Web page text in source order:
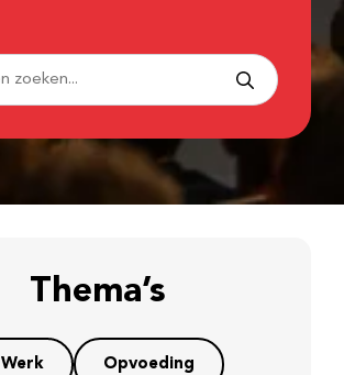
Thema’s
Werk Opvoeding